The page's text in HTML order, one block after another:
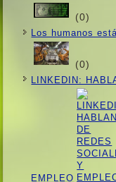
(0)
Los humanos
(0)
LINKEDIN:
EMPLEO